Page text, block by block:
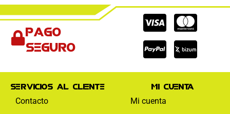
Pago
seguro
Cc-
visa
Cc-
Cc-
paypal
Servicios al cliente
Contacto
Mi cuenta
Mi cuenta